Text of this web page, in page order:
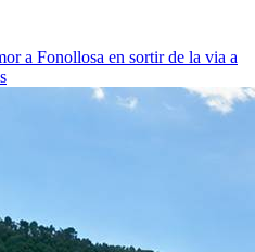
a Fonollosa en sortir de la via a